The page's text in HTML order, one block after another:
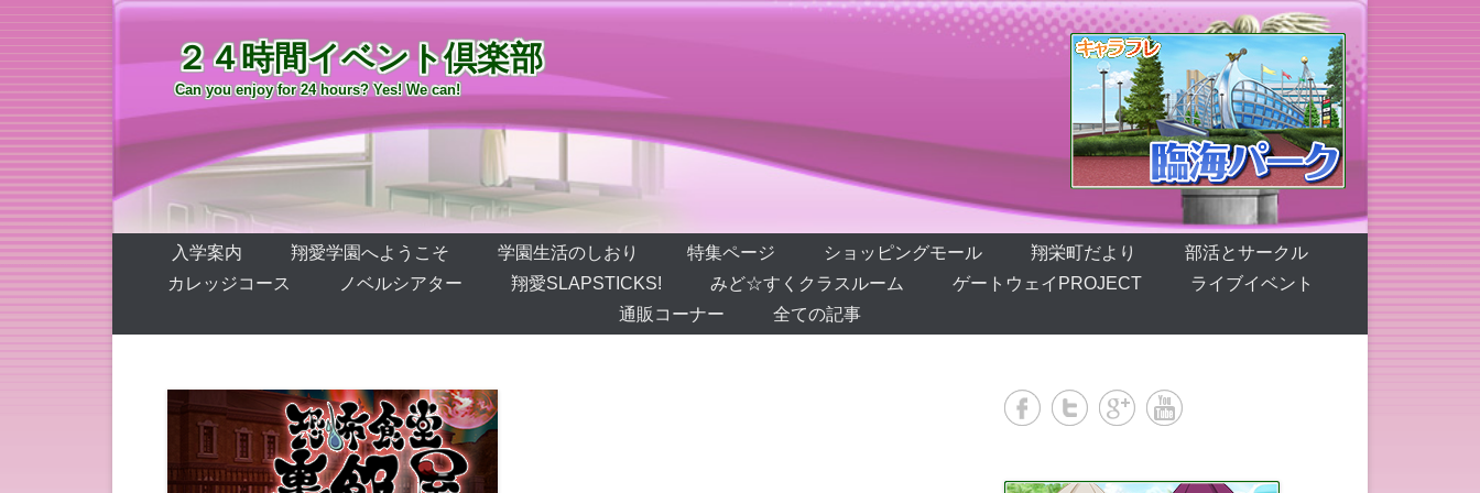
２４時間イベント倶楽部
Can you enjoy for 24 hours? Yes! We can!
第1メニュー
コンテンツへ移動
入学案内 翔愛学園へようこそ 学園生活のしおり 特集ページ ショッピングモール 翔栄町だより
部活とサークル
カレッジコース
ノベルシアター 翔愛SLAPSTICKS! みど☆すくクラスルーム ゲートウェイPROJECT
ライブイベント
通販コーナー
全ての記事